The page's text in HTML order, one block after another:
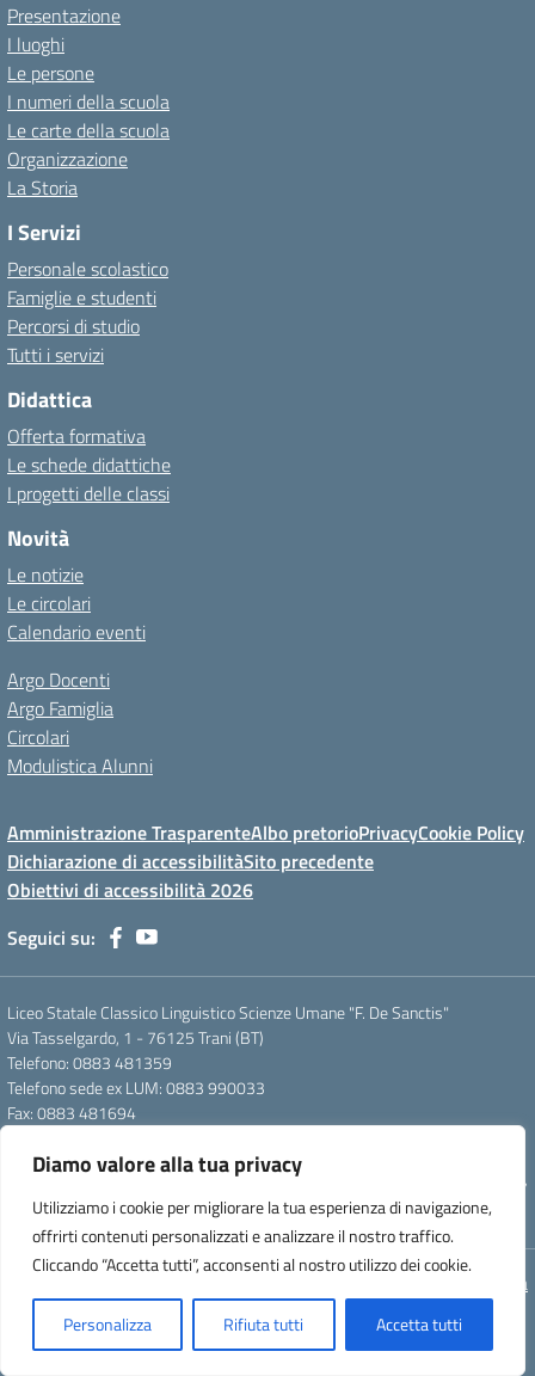
Diamo valore alla tua privacy
Utilizziamo i cookie per migliorare la tua esperienza di navigazione,
offrirti contenuti personalizzati e analizzare il nostro traffico.
Cliccando “Accetta tutti”, acconsenti al nostro utilizzo dei cookie.
Personalizza Rifiuta tutti Accetta tutti
Presentazione
I luoghi
Le persone
I numeri della scuola
Le carte della scuola
Organizzazione
La Storia
I Servizi
Personale scolastico
Famiglie e studenti
Percorsi di studio
Tutti i servizi
Didattica
Offerta formativa
Le schede didattiche
I progetti delle classi
Novità
Le notizie
Le circolari
Calendario eventi
Argo Docenti
Argo Famiglia
Circolari
Modulistica Alunni
Amministrazione TrasparenteAlbo pretorioPrivacyCookie Policy
Dichiarazione di accessibilitàSito precedente
Obiettivi di accessibilità 2026
Seguici su:
Liceo Statale Classico Linguistico Scienze Umane "F. De Sanctis"
Via Tasselgardo, 1 - 76125 Trani (BT)
Telefono: 0883 481359
Telefono sede ex LUM: 0883 990033
Fax: 0883 481694
Pec: btpc210007@pec.istruzione.it
Codice Meccanografico: istsc_btpc210007 - Codice Fiscale: 92058830727
- Codice Univoco d'ufficio: UFG4S9
Concept & Design by Designers Italia